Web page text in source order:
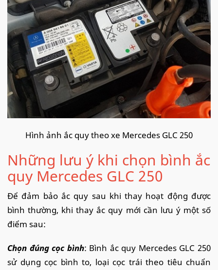
Hình ảnh ắc quy theo xe Mercedes GLC 250
Những lưu ý khi chọn bình ắc
quy Mercedes GLC 250
Để đảm bảo ắc quy sau khi thay hoạt động được
bình thường, khi thay ắc quy mới cần lưu ý một số
điểm sau:
Chọn đúng cọc bình: Bình ắc quy Mercedes GLC 250
sử dụng cọc bình to, loại cọc trái theo tiêu chuẩn